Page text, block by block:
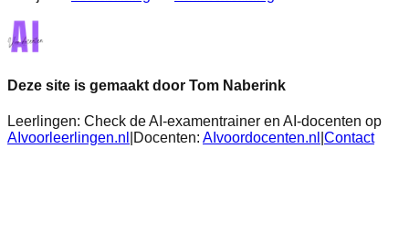
Deze site is gemaakt door Tom Naberink
Leerlingen: Check de AI-examentrainer en AI-docenten op
AIvoorleerlingen.nl
Docenten: AIvoordocenten.nl Contact